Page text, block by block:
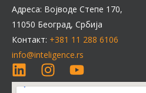
Адреса: Војводе Степе 170,
11050 Београд, Србија
Контакт: +381 11 288 6106
info@inteligence.rs